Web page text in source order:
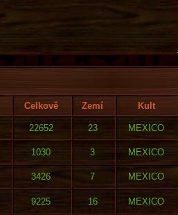
Celkově Zemí
Kult
22652 23
MEXICO
1030 3
MEXICO
3426 7
MEXICO
9225 16
MEXICO